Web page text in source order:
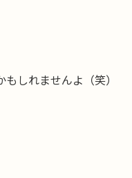
しれませんよ（笑）